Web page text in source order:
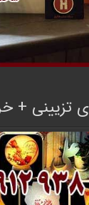
تزیینی +